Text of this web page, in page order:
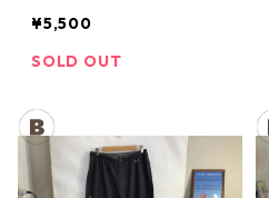
チ レディース GM
¥5,500
SOLD OUT